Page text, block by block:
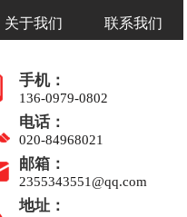
关于我们 联系我们
手机：
136-0979-0802
电话：
020-84968021
邮箱：
2355343551@qq.com
地址：